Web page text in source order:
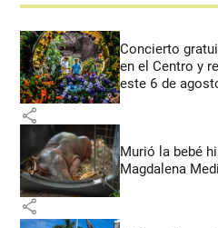
Concierto
en el Centro y
este 6 de
share
Murió la bebé
Magdalena
share